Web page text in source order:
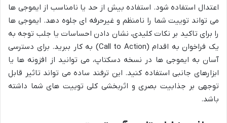
اعتدال استفاده شود. استفاده بیش از حد یا نامناسب از ایموجی ها
می تواند توییت شما را نامنظم و غیرحرفه ای جلوه دهد. ایموجی ها
را برای تاکید بر نکات کلیدی، نشان دادن احساسات یا جلب توجه به
یک فراخوان به اقدام (Call to Action) به کار ببرید. برای دسترسی
آسان به ایموجی ها در نسخه دسکتاپ، می توانید از افزونه ها یا
ابزارهای جانبی استفاده کنید. این ترفند ساده می تواند تاثیر قابل
توجهی بر جذابیت بصری و اثربخشی کلی توییت های شما داشته
باشد.